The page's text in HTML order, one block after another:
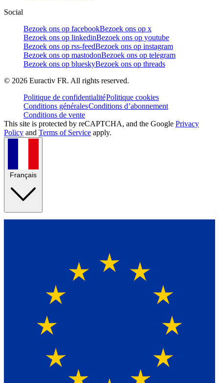
Social
Bezoek ons op facebookBezoek ons op x
Bezoek ons op linkedinBezoek ons op youtube
Bezoek ons op rss-feedBezoek ons op instagram
Bezoek ons op mastodonBezoek ons op telegram
Bezoek ons op blueskyBezoek ons op threads
© 2026 Euractiv FR. All rights reserved.
Politique de confidentialitéPolitique cookies
Conditions généralesConditions d’abonnement
Conditions de vente
This site is protected by reCAPTCHA, and the Google Privacy
Policy and Terms of Service apply.
Français